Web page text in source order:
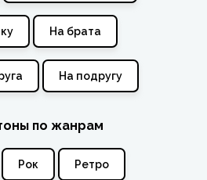
На брата
На подругу
по жанрам
Рок Ретро